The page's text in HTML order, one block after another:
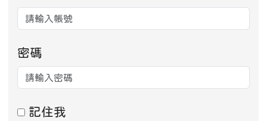
密碼
記住我